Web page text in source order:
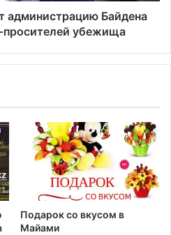
администрацию Байдена
убежища
Подарок со вкусом в
Майами